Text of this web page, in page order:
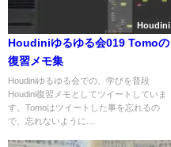
Houdini
Houdiniゆるゆる会019 Tomoの
復習メモ集
Houdiniゆるゆる会での、学びを普段
Houdini復習メモとしてツイートしていま
す。Tomoはツイートした事を忘れるの
で、忘れないように...